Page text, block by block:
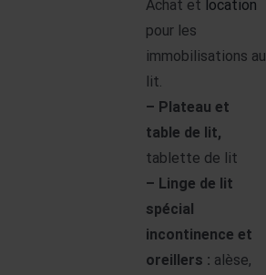
Achat et location
pour les
immobilisations au
lit.
– Plateau et
table de lit,
tablette de lit
– Linge de lit
spécial
incontinence et
oreillers : alèse,